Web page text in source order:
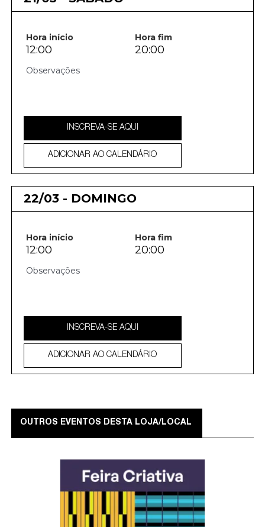
Hora início Hora fim
12:00 20:00
INSCREVA-SE AQUI
ADICIONAR AO CALENDÁRIO
22/03 - DOMINGO
Hora início Hora fim
12:00 20:00
INSCREVA-SE AQUI
ADICIONAR AO CALENDÁRIO
OUTROS EVENTOS DESTA LOJA/LOCAL